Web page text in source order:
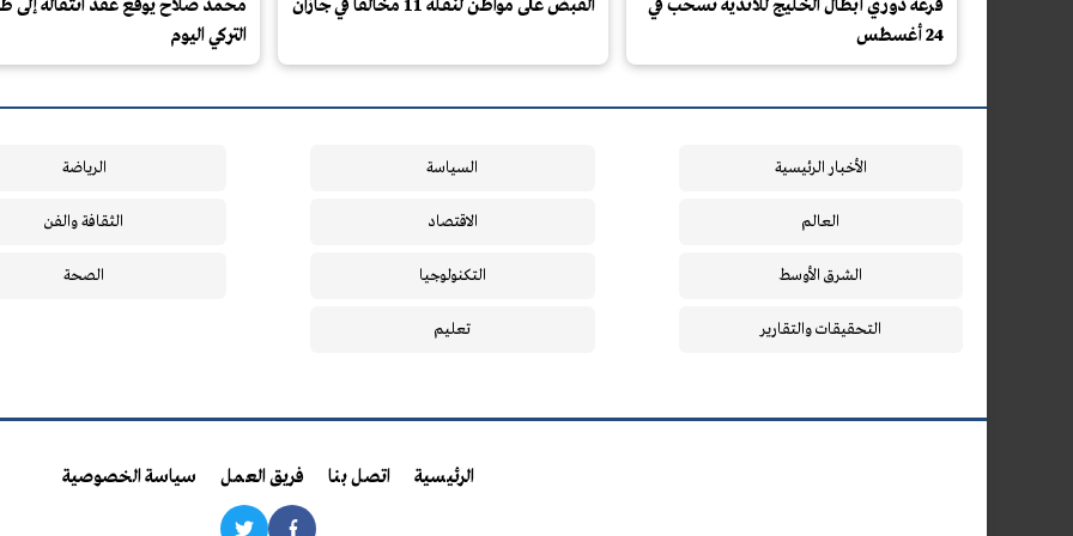
قرعة دوري أبطال الخليج للأندية تُسحب في
24 أغسطس
القبض على مواطن لنقله 11 مخالفًا في جازان
محمد صلاح يوقع عقد انتقاله إلى
التركي اليوم
الأخبار الرئيسية
العالم
الشرق الأوسط
التحقيقات والتقارير
السياسة
الاقتصاد
التكنولوجيا
تعليم
الرياضة
الثقافة والفن
الصحة
الرئيسية اتصل بنا فريق العمل سياسة الخصوصية